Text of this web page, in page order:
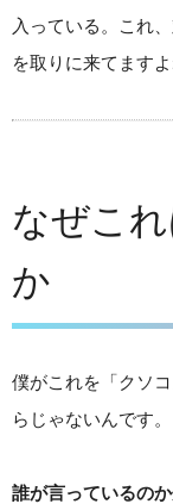
入っている。これ
を取りに来てますよ
なぜこ
か
僕がこれを「クソ
らじゃないんです。
誰が言っているの